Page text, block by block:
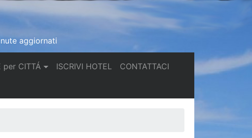
aggiornati
per CITTÁ ISCRIVI HOTEL(current)
CONTATTACI(current)